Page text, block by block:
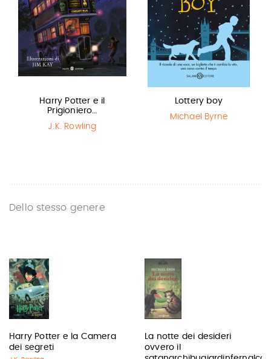
Harry Potter e il
Prigioniero…
J.K. Rowling
Lottery boy
Michael Byrne
Dello stesso genere
Harry Potter e la Camera
dei segreti
La notte dei desideri
ovvero il